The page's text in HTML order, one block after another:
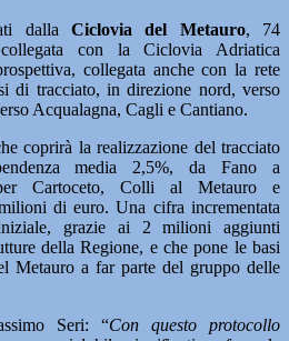
dalla Ciclovia del Metauro, 74
con la Ciclovia Adriatica
collegata anche con la rete
di tracciato, in direzione nord, verso
Acqualagna, Cagli e Cantiano.
coprirà la realizzazione del tracciato
media 2,5%, da Fano a
per Cartoceto, Colli al Metauro e
di euro. Una cifra incrementata
grazie ai 2 milioni aggiunti
della Regione, e che pone le basi
Metauro a far parte del gruppo delle
Seri: “Con questo protocollo